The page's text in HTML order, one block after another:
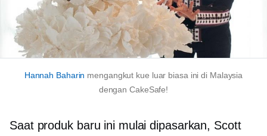
Hannah Baharin mengangkut kue luar biasa ini di Malaysia
dengan CakeSafe!
Saat produk baru ini mulai dipasarkan, Scott